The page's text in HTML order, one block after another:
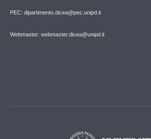
PEC: dipartimento.dicea@pec.unipd.it
Webmaster: webmaster.dicea@unipd.it